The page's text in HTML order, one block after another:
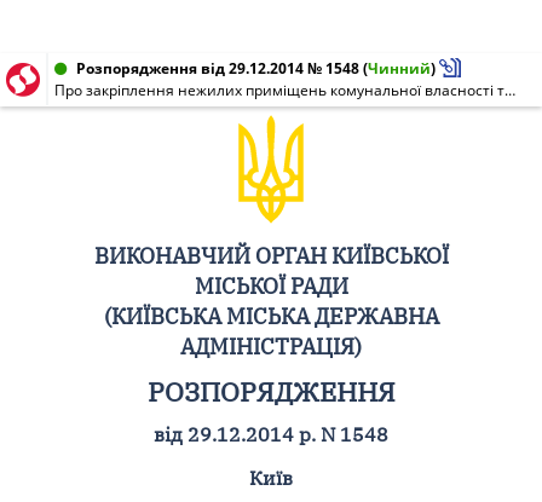
Розпорядження від 29.12.2014 № 1548(Чинний)
Про закріплення нежилих приміщень комунальної власності територіальної громади міста Києва
ВИКОНАВЧИЙ ОРГАН КИЇВСЬКОЇ
МІСЬКОЇ РАДИ
(КИЇВСЬКА МІСЬКА ДЕРЖАВНА
АДМІНІСТРАЦІЯ)
РОЗПОРЯДЖЕННЯ
від 29.12.2014 р. N 1548
Київ